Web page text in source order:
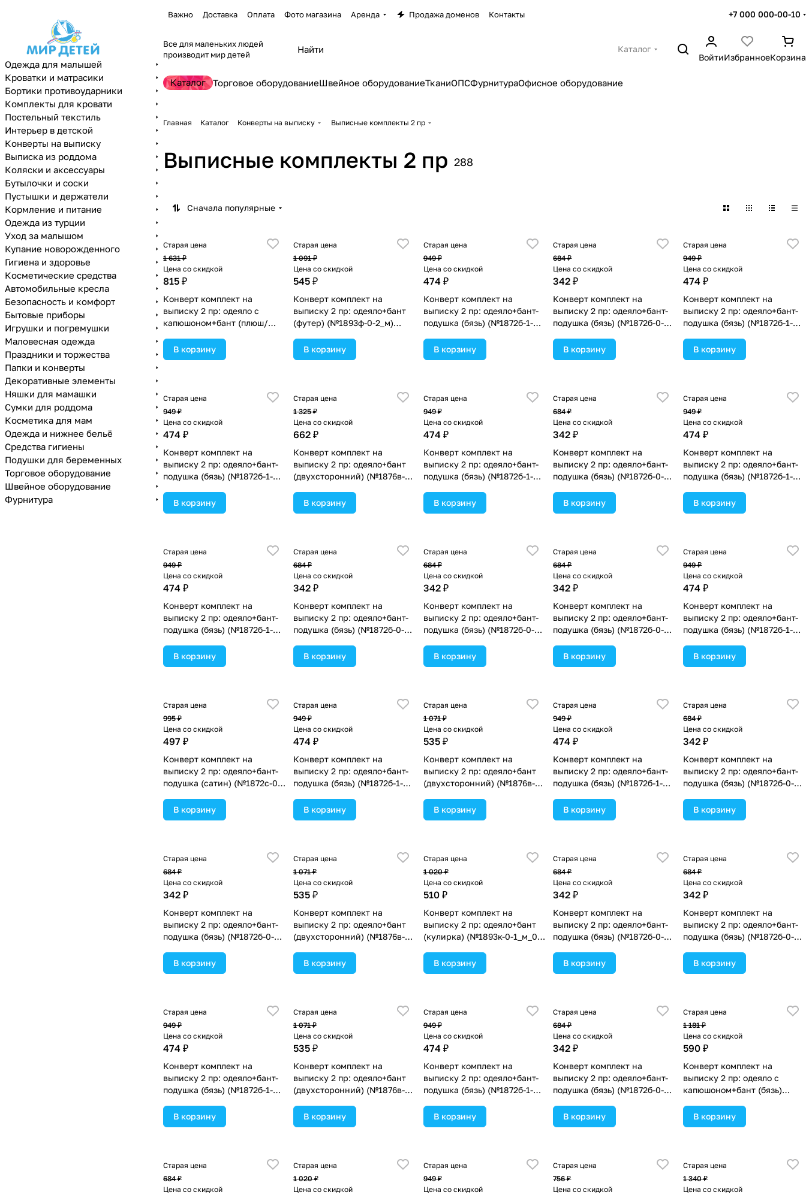
Важно Доставка Оплата Фото магазина Аренда Продажа доменов Контакты +7 000 000-00-10
Все для маленьких людей
производит мир детей
Каталог
ВойтиИзбранноеКорзина
Каталог Торговое оборудованиеШвейное оборудованиеТканиОПСФурнитураОфисное оборудование
Главная Каталог Конверты на выписку Выписные комплекты 2 пр
Выписные комплекты 2 пр 288
Сначала популярные
Старая цена
1 631 ₽
Цена со скидкой
815 ₽
Конверт комплект на
выписку 2 пр: одеяло с
капюшоном+бант (плюш/
2_м_03) цвета в
ассортименте.
В корзину
Старая цена
1 091 ₽
Цена со скидкой
545 ₽
Конверт комплект на
выписку 2 пр: одеяло+бант
(футер) (№1893ф-0-2_м)
В корзину
Старая цена
949 ₽
Цена со скидкой
474 ₽
Конверт комплект на
выписку 2 пр: одеяло+бант-
подушка (бязь) (№1872б-1-
ассортименте.
В корзину
Старая цена
684 ₽
Цена со скидкой
342 ₽
Конверт комплект на
выписку 2 пр: одеяло+бант-
подушка (бязь) (№1872б-0-
ассортименте.
В корзину
Старая цена
949 ₽
Цена со скидкой
474 ₽
Конверт комплект на
выписку 2 пр: одеяло+бант-
подушка (бязь) (№1872б-1-
ассортименте.
В корзину
Старая цена
949 ₽
Цена со скидкой
474 ₽
Конверт комплект на
выписку 2 пр: одеяло+бант-
подушка (бязь) (№1872б-1-
ассортименте.
В корзину
Старая цена
1 325 ₽
Цена со скидкой
662 ₽
Конверт комплект на
выписку 2 пр: одеяло+бант
(двухсторонний) (№1876в-1-
ассортименте.
В корзину
Старая цена
949 ₽
Цена со скидкой
474 ₽
Конверт комплект на
выписку 2 пр: одеяло+бант-
подушка (бязь) (№1872б-1-
ассортименте.
В корзину
Старая цена
684 ₽
Цена со скидкой
342 ₽
Конверт комплект на
выписку 2 пр: одеяло+бант-
подушка (бязь) (№1872б-0-
ассортименте.
В корзину
Старая цена
949 ₽
Цена со скидкой
474 ₽
Конверт комплект на
выписку 2 пр: одеяло+бант-
подушка (бязь) (№1872б-1-
ассортименте.
В корзину
Старая цена
949 ₽
Цена со скидкой
474 ₽
Конверт комплект на
выписку 2 пр: одеяло+бант-
подушка (бязь) (№1872б-1-
ассортименте.
В корзину
Старая цена
684 ₽
Цена со скидкой
342 ₽
Конверт комплект на
выписку 2 пр: одеяло+бант-
подушка (бязь) (№1872б-0-
ассортименте.
В корзину
Старая цена
684 ₽
Цена со скидкой
342 ₽
Конверт комплект на
выписку 2 пр: одеяло+бант-
подушка (бязь) (№1872б-0-
ассортименте.
В корзину
Старая цена
684 ₽
Цена со скидкой
342 ₽
Конверт комплект на
выписку 2 пр: одеяло+бант-
подушка (бязь) (№1872б-0-
ассортименте.
В корзину
Старая цена
949 ₽
Цена со скидкой
474 ₽
Конверт комплект на
выписку 2 пр: одеяло+бант-
подушка (бязь) (№1872б-1-
ассортименте.
В корзину
Старая цена
995 ₽
Цена со скидкой
497 ₽
Конверт комплект на
выписку 2 пр: одеяло+бант-
подушка (сатин) (№1872с-0-
ассортименте.
В корзину
Старая цена
949 ₽
Цена со скидкой
474 ₽
Конверт комплект на
выписку 2 пр: одеяло+бант-
подушка (бязь) (№1872б-1-
ассортименте.
В корзину
Старая цена
1 071 ₽
Цена со скидкой
535 ₽
Конверт комплект на
выписку 2 пр: одеяло+бант
(двухсторонний) (№1876в-0-
ассортименте.
В корзину
Старая цена
949 ₽
Цена со скидкой
474 ₽
Конверт комплект на
выписку 2 пр: одеяло+бант-
подушка (бязь) (№1872б-1-
ассортименте.
В корзину
Старая цена
684 ₽
Цена со скидкой
342 ₽
Конверт комплект на
выписку 2 пр: одеяло+бант-
подушка (бязь) (№1872б-0-
ассортименте.
В корзину
Старая цена
684 ₽
Цена со скидкой
342 ₽
Конверт комплект на
выписку 2 пр: одеяло+бант-
подушка (бязь) (№1872б-0-
ассортименте.
В корзину
Старая цена
1 071 ₽
Цена со скидкой
535 ₽
Конверт комплект на
выписку 2 пр: одеяло+бант
(двухсторонний) (№1876в-0-
ассортименте.
В корзину
Старая цена
1 020 ₽
Цена со скидкой
510 ₽
Конверт комплект на
выписку 2 пр: одеяло+бант
(кулирка) (№1893к-0-1_м_08)
В корзину
Старая цена
684 ₽
Цена со скидкой
342 ₽
Конверт комплект на
выписку 2 пр: одеяло+бант-
подушка (бязь) (№1872б-0-
ассортименте.
В корзину
Старая цена
684 ₽
Цена со скидкой
342 ₽
Конверт комплект на
выписку 2 пр: одеяло+бант-
подушка (бязь) (№1872б-0-
ассортименте.
В корзину
Старая цена
949 ₽
Цена со скидкой
474 ₽
Конверт комплект на
выписку 2 пр: одеяло+бант-
подушка (бязь) (№1872б-1-
ассортименте.
В корзину
Старая цена
1 071 ₽
Цена со скидкой
535 ₽
Конверт комплект на
выписку 2 пр: одеяло+бант
(двухсторонний) (№1876в-0-
ассортименте.
В корзину
Старая цена
949 ₽
Цена со скидкой
474 ₽
Конверт комплект на
выписку 2 пр: одеяло+бант-
подушка (бязь) (№1872б-1-
ассортименте.
В корзину
Старая цена
684 ₽
Цена со скидкой
342 ₽
Конверт комплект на
выписку 2 пр: одеяло+бант-
подушка (бязь) (№1872б-0-
ассортименте.
В корзину
Старая цена
1 181 ₽
Цена со скидкой
590 ₽
Конверт комплект на
выписку 2 пр: одеяло с
капюшоном+бант (бязь)
ассортименте.
В корзину
Старая цена
684 ₽
Цена со скидкой
Старая цена
1 020 ₽
Цена со скидкой
Старая цена
949 ₽
Цена со скидкой
Старая цена
756 ₽
Цена со скидкой
Старая цена
1 340 ₽
Цена со скидкой
Одежда для малышей
Кроватки и матрасики
Бортики противоударники
Комплекты для кровати
Постельный текстиль
Интерьер в детской
Конверты на выписку
Выписка из роддома
Коляски и аксессуары
Бутылочки и соски
Пустышки и держатели
Кормление и питание
Одежда из турции
Уход за малышом
Купание новорожденного
Гигиена и здоровье
Косметические средства
Автомобильные кресла
Безопасность и комфорт
Бытовые приборы
Игрушки и погремушки
Маловесная одежда
Праздники и торжества
Папки и конверты
Декоративные элементы
Няшки для мамашки
Сумки для роддома
Косметика для мам
Одежда и нижнее бельё
Средства гигиены
Подушки для беременных
Торговое оборудование
Швейное оборудование
Фурнитура